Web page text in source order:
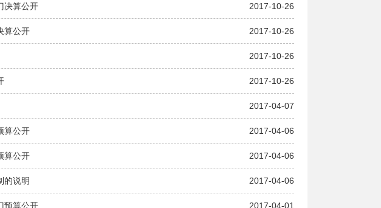
2017-10-26
决算公开
2017-10-26
算公开
2017-10-26
2017-10-26
2017-04-07
2017-04-06
算公开
2017-04-06
算公开
2017-04-06
的说明
2017-04-01
预算公开